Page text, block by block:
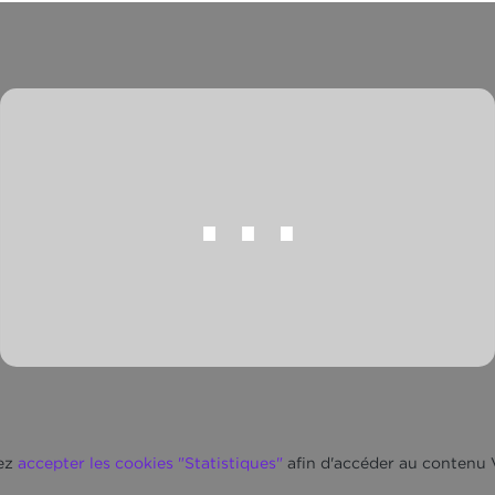
⋯
accepter les cookies "Statistiques" afin d'accéder au contenu